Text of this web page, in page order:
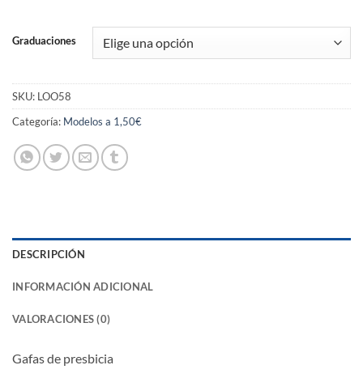
Graduaciones
SKU: LOO58
Categoría: Modelos a 1,50€
DESCRIPCIÓN
INFORMACIÓN ADICIONAL
VALORACIONES (0)
Gafas de presbicia